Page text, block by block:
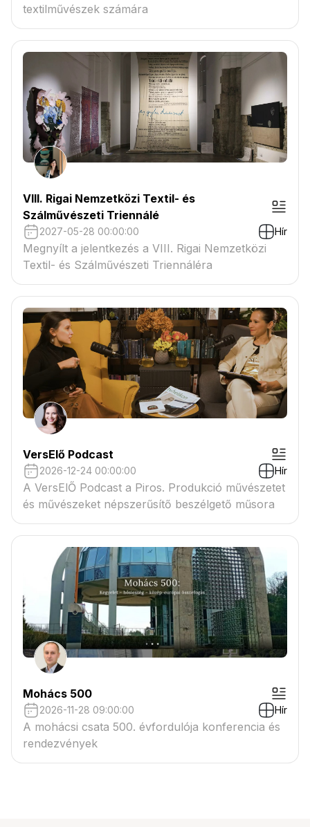
textilművészek számára
VIII. Rigai Nemzetközi Textil- és
Szálművészeti Triennálé
2027-05-28 00:00:00 Hír
Megnyílt a jelentkezés a VIII. Rigai Nemzetközi
Textil- és Szálművészeti Triennáléra
VersElő Podcast
2026-12-24 00:00:00 Hír
A VersElŐ Podcast a Piros. Produkció művészetet
és művészeket népszerűsítő beszélgető műsora
Mohács 500
2026-11-28 09:00:00 Hír
A mohácsi csata 500. évfordulója konferencia és
rendezvények